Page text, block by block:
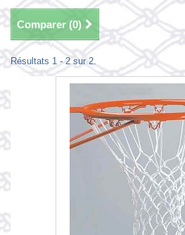
Comparer (0)
Résultats 1 - 2 sur 2.